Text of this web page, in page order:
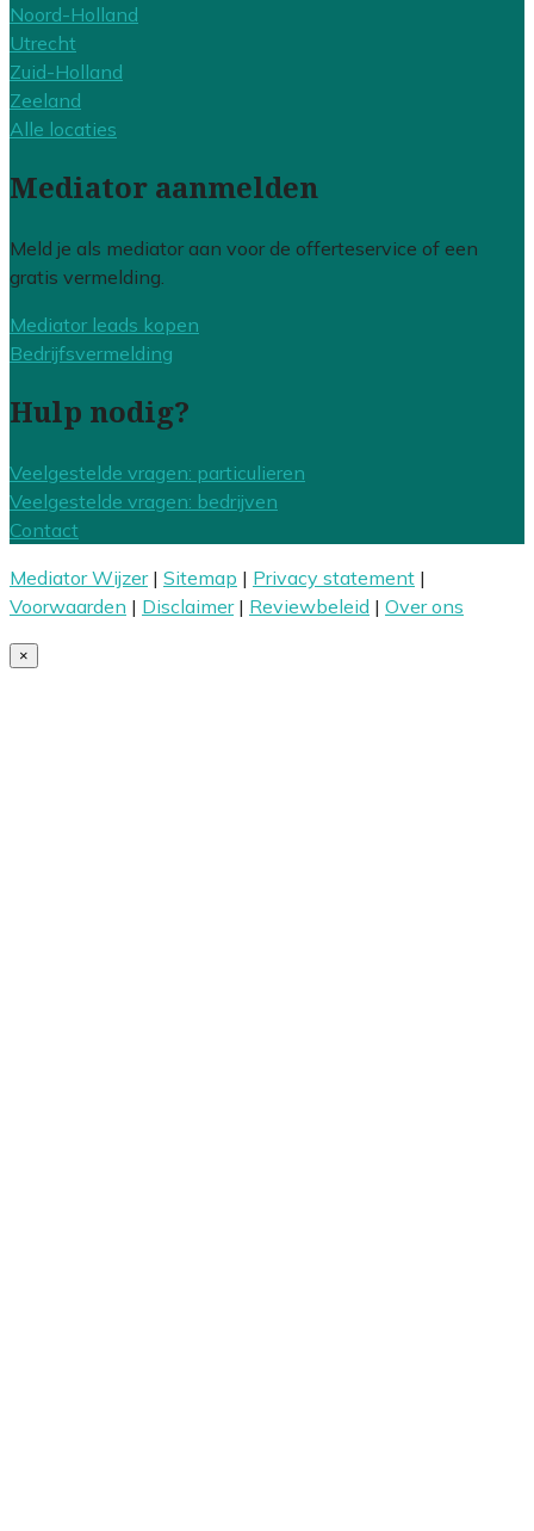
Noord-Holland
Utrecht
Zuid-Holland
Zeeland
Alle locaties
Mediator aanmelden
Meld je als mediator aan voor de offerteservice of een
gratis vermelding.
Mediator leads kopen
Bedrijfsvermelding
Hulp nodig?
Veelgestelde vragen: particulieren
Veelgestelde vragen: bedrijven
Contact
Mediator Wijzer| Sitemap | Privacy statement |
Voorwaarden | Disclaimer| Reviewbeleid | Over ons
×